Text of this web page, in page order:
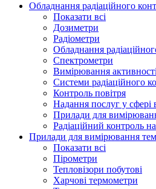
Обладнання радіаційного
Показати всі
Дозиметри
Радіометри
Обладнання
Спектрометри
Вимірювання
Системи радіаційного
Контроль повітря
Надання послуг у
Прилади для
Радіаційний контроль
Прилади для вимірювання
Показати всі
Пірометри
Тепловізори побутові
Харчові термометри